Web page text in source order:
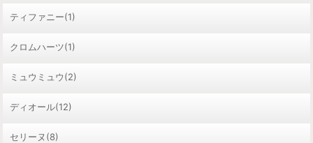
ティファニー(1)
クロムハーツ(1)
ミュウミュウ(2)
ディオール(12)
セリーヌ(8)